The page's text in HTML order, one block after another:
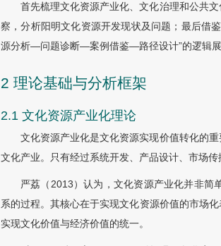
首先梳理文化资源产业化、文化治理和公共
察，分析阳明文化资源开发现状及问题；最后借
源分析—问题诊断—案例借鉴—路径设计”的逻辑展
2 理论基础与分析框架
2.1 文化资源产业化理论
文化资源产业化是文化资源实现价值转化的
文化产业。只有经过系统开发、产品设计、市场
严荔（2013）认为，文化资源产业化并非简
系的过程。其核心在于实现文化资源价值的市场
实现文化价值与经济价值的统一。